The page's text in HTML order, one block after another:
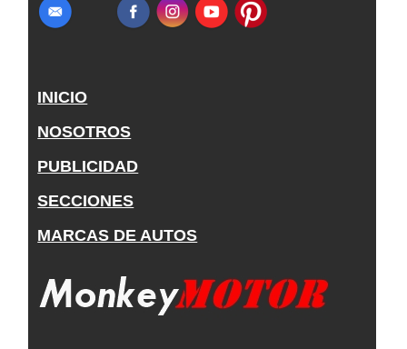
INICIO
NOSOTROS
PUBLICIDAD
SECCIONES
MARCAS DE AUTOS